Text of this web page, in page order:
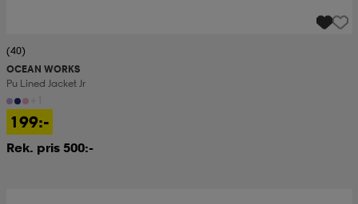
(40)
OCEAN WORKS
Pu Lined Jacket Jr
199:-
Rek. pris 500:-